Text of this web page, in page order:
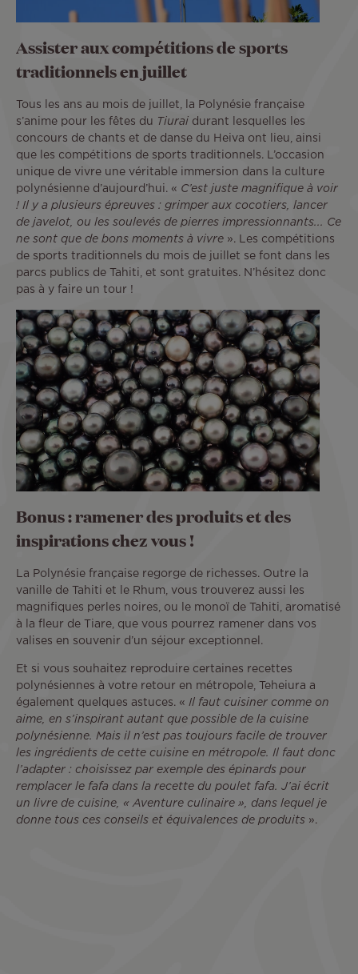
Assister aux compétitions de sports
traditionnels en juillet
Tous les ans au mois de juillet, la Polynésie française
s’anime pour les fêtes du
Tiurai durant lesquelles les
concours de chants et de danse du Heiva ont lieu, ainsi
que les compétitions de sports traditionnels. L’occasion
unique de vivre une véritable immersion dans la culture
polynésienne d’aujourd’hui. « C’est juste magnifique à voir
! Il y a plusieurs épreuves : grimper aux cocotiers, lancer
de javelot, ou les soulevés de pierres impressionnants... Ce
ne sont que de bons moments à vivre ». Les compétitions
de sports traditionnels du mois de juillet se font dans les
parcs publics de Tahiti, et sont gratuites. N’hésitez donc
pas à y faire un tour !
Bonus : ramener des produits et des
inspirations chez vous !
La Polynésie française regorge de richesses. Outre la
vanille de Tahiti et le Rhum, vous trouverez aussi les
magnifiques perles noires, ou le monoï de Tahiti, aromatisé
à la fleur de Tiare, que vous pourrez ramener dans vos
valises en souvenir d’un séjour exceptionnel.
Et si vous souhaitez reproduire certaines recettes
polynésiennes à votre retour en métropole, Teheiura a
également quelques astuces. « Il faut cuisiner comme on
aime, en s’inspirant autant que possible de la cuisine
polynésienne. Mais il n’est pas toujours facile de trouver
les ingrédients de cette cuisine en métropole. Il faut donc
l’adapter : choisissez par exemple des épinards pour
remplacer le fafa dans la recette du poulet fafa. J’ai écrit
un livre de cuisine, « Aventure culinaire », dans lequel je
donne tous ces conseils et équivalences de produits ».